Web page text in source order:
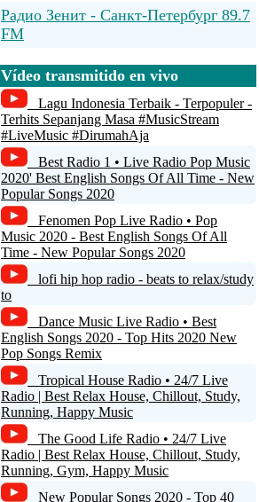
Радио Зенит - Санкт-Петербург 89.7
FM
powerfm.org - 320Kbps MP3 Stream
MB STUDIO
palmos1042
Abiding Radio - Bluegrass Hymns
Vídeo transmitido en vivo
Lagu Indonesia Terbaik - Terpopuler -
Terhits Sepanjang Masa #MusicStream
#LiveMusic #DirumahAja
Best Radio 1 • Live Radio Pop Music
2020' Best English Songs Of All Time - New
Popular Songs 2020
Fenomen Pop Live Radio • Pop
Music 2020 - Best English Songs Of All
Time - New Popular Songs 2020
lofi hip hop radio - beats to relax/study
to
Dance Music Live Radio • Best
English Songs 2020 - Top Hits 2020 New
Pop Songs Remix
Tropical House Radio • 24/7 Live
Radio | Best Relax House, Chillout, Study,
Running, Happy Music
The Good Life Radio • 24/7 Live
Radio | Best Relax House, Chillout, Study,
Running, Gym, Happy Music
New Popular Songs 2020 - Top 40